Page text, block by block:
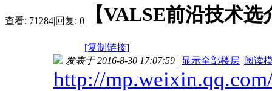
查看: 71284|回复: 0 【VALSE前沿技术选
[复制链接]
发表于 2016-8-30 17:07:59 | 显示全部楼层 |阅读
http://